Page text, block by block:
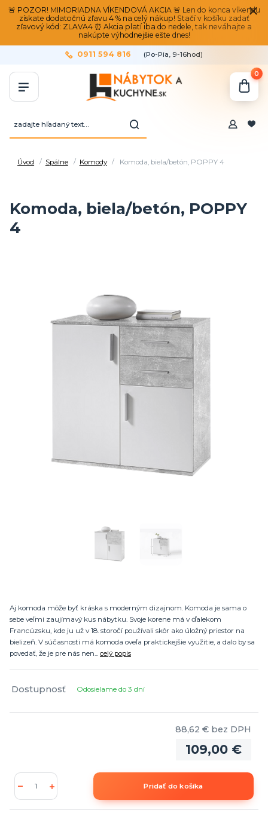
🚨 POZOR! MIMORIADNA VÍKENDOVÁ AKCIA 🚨 Len do konca víkendu
získate dodatočnú zľavu 4 % na celý nákup! Stačí v košíku zadať
zľavový kód: ZLAVA4 ⏰ Akcia platí iba do nedele, tak neváhajte a
nakúpte výhodnejšie ešte dnes!
0911 594 816 (Po-Pia, 9-16hod)
0
Úvod Spálne Komody Komoda, biela/betón, POPPY 4
Komoda, biela/betón, POPPY
4
Aj komoda môže byť kráska s moderným dizajnom. Komoda je sama o
sebe veľmi zaujímavý kus nábytku. Svoje korene má v ďalekom
Francúzsku, kde ju už v 18. storočí používali skôr ako úložný priestor na
bielizeň. V súčasnosti má komoda oveľa praktickejšie využitie, a dalo by sa
povedať, že je pre nás nen... celý popis
Dostupnosť Odosielame do 3 dní
109,00 €
88,62 € bez DPH
Pridať do košíka